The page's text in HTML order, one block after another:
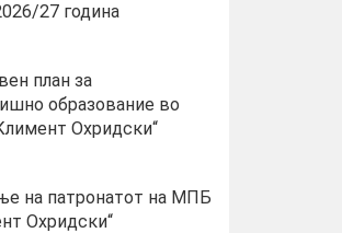
27 година
план за
образование во
Охридски“
на патронатот на МПБ
Охридски“